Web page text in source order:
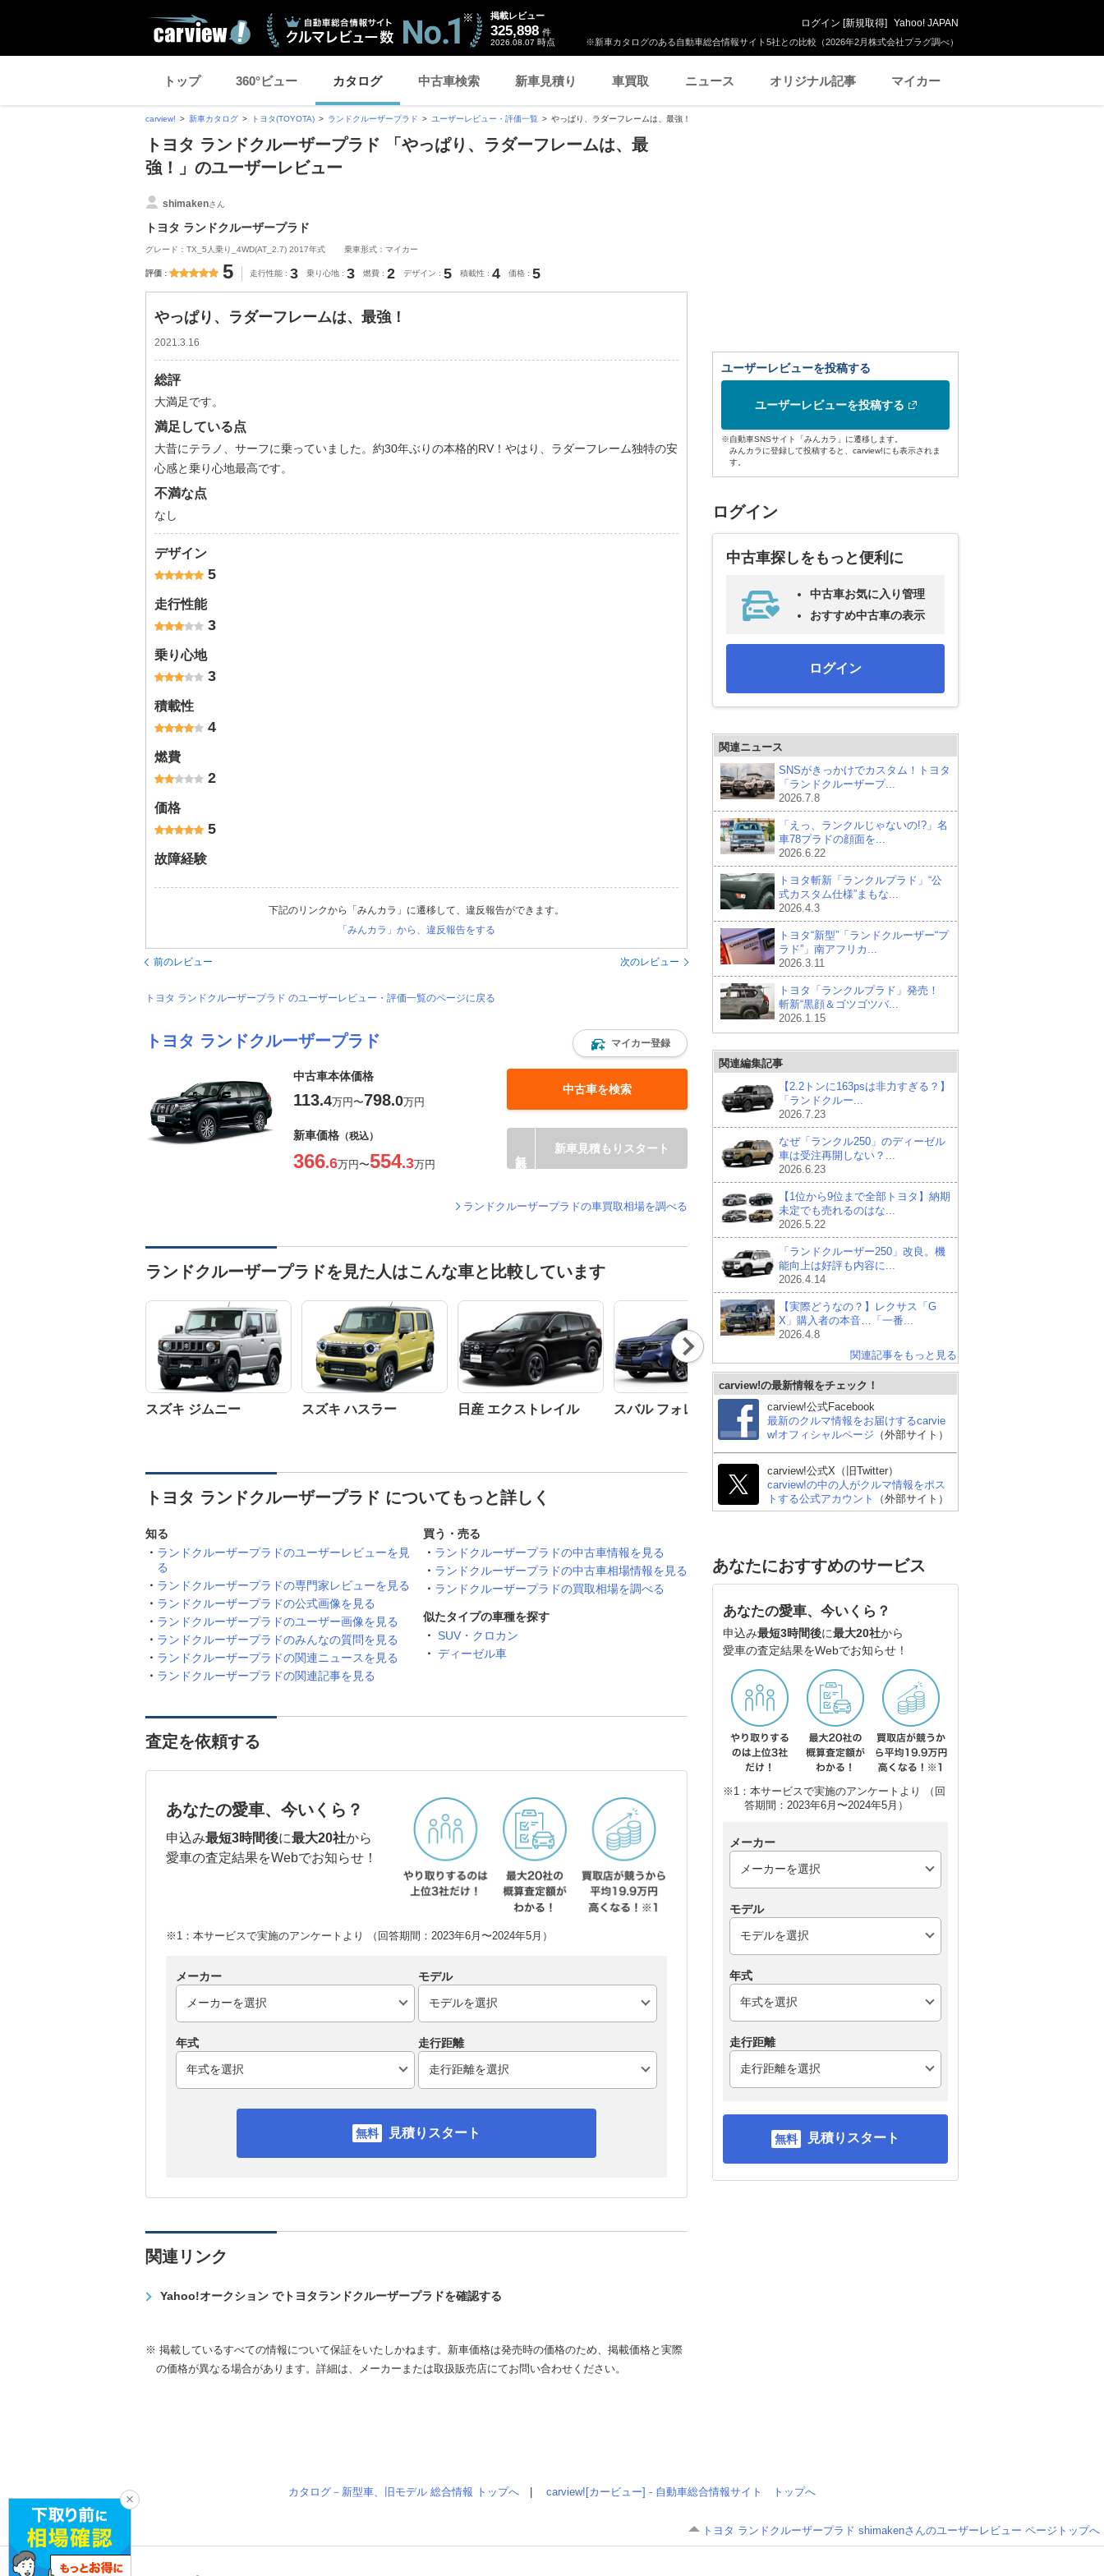
※新車カタログのある自動車総合情報サイト5社との比較（2026年2月株式会社プラグ調べ）
掲載レビュー
325,898 件
2026.08.07 時点
ログイン [新規取得] Yahoo! JAPAN
トップ 360°ビュー カタログ 中古車検索 新車見積り 車買取 ニュース オリジナル記事 マイカー
carview! 新車カタログ トヨタ(TOYOTA) ランドクルーザープラド ユーザーレビュー・評価一覧 やっぱり、ラダーフレームは、最強！
トヨタ ランドクルーザープラド 「やっぱり、ラダーフレームは、最
強！」のユーザーレビュー
shimakenさん
トヨタ ランドクルーザープラド
グレード：TX_5人乗り_4WD(AT_2.7) 2017年式 乗車形式：マイカー
評価 5 走行性能 3 乗り心地 3 燃費 2 デザイン 5 積載性 4 価格 5
やっぱり、ラダーフレームは、最強！
2021.3.16
総評
大満足です。
満足している点
大昔にテラノ、サーフに乗っていました。約30年ぶりの本格的RV！やはり、ラダーフレーム独特の安
心感と乗り心地最高です。
不満な点
なし
デザイン
5
走行性能
3
乗り心地
3
積載性
4
燃費
2
価格
5
故障経験
下記のリンクから「みんカラ」に遷移して、違反報告ができます。
「みんカラ」から、違反報告をする
前のレビュー 次のレビュー
トヨタ ランドクルーザープラド のユーザーレビュー・評価一覧のページに戻る
トヨタ ランドクルーザープラド マイカー登録
中古車本体価格
113.4万円〜798.0万円
中古車を検索
新車価格 （税込）
366.6万円〜554.3万円
新車見積もりスタート
ランドクルーザープラドの車買取相場を調べる
ランドクルーザープラドを見た人はこんな車と比較しています
スズキ ジムニー スズキ ハスラー 日産 エクストレイル スバル フォレスター マツダ CX-5
Nex
t
トヨタ ランドクルーザープラド についてもっと詳しく
知る
ランドクルーザープラドのユーザーレビューを見
る
ランドクルーザープラドの専門家レビューを見る
ランドクルーザープラドの公式画像を見る
ランドクルーザープラドのユーザー画像を見る
ランドクルーザープラドのみんなの質問を見る
ランドクルーザープラドの関連ニュースを見る
ランドクルーザープラドの関連記事を見る
買う・売る
ランドクルーザープラドの中古車情報を見る
ランドクルーザープラドの中古車相場情報を見る
ランドクルーザープラドの買取相場を調べる
似たタイプの車種を探す
SUV・クロカン
ディーゼル車
査定を依頼する
あなたの愛車、今いくら？
申込み最短3時間後に最大20社から
愛車の査定結果をWebでお知らせ！
※1：本サービスで実施のアンケートより （回答期間：2023年6月〜2024年5月）
メーカー モデル
年式 走行距離
見積りスタート
関連リンク
Yahoo!オークション でトヨタランドクルーザープラドを確認する
※ 掲載しているすべての情報について保証をいたしかねます。新車価格は発売時の価格のため、掲載価格と実際
の価格が異なる場合があります。詳細は、メーカーまたは取扱販売店にてお問い合わせください。
ユーザーレビューを投稿する
ユーザーレビューを投稿する
※自動車SNSサイト「みんカラ」に遷移します。
みんカラに登録して投稿すると、carview!にも表示されま
す。
ログイン
中古車探しをもっと便利に
中古車お気に入り管理
おすすめ中古車の表示
ログイン
関連ニュース
SNSがきっかけでカスタム！トヨタ
「ランドクルーザープ...
2026.7.8
「えっ、ランクルじゃないの!?」名
車78プラドの顔面を...
2026.6.22
トヨタ斬新「ランクルプラド」“公
式カスタム仕様”まもな...
2026.4.3
トヨタ“新型”「ランドクルーザー“プ
ラド”」南アフリカ...
2026.3.11
トヨタ「ランクルプラド」発売！
斬新“黒顔＆ゴツゴツバ...
2026.1.15
関連編集記事
【2.2トンに163psは非力すぎる？】
「ランドクルー...
2026.7.23
なぜ「ランクル250」のディーゼル
車は受注再開しない？...
2026.6.23
【1位から9位まで全部トヨタ】納期
未定でも売れるのはな...
2026.5.22
「ランドクルーザー250」改良。機
能向上は好評も内容に...
2026.4.14
【実際どうなの？】レクサス「G
X」購入者の本音…「一番...
2026.4.8
関連記事をもっと見る
carview!の最新情報をチェック！
carview!公式Facebook
最新のクルマ情報をお届けするcarvie
w!オフィシャルページ （外部サイト）
carview!公式X（旧Twitter）
carview!の中の人がクルマ情報をポス
トする公式アカウント
（外部サイト）
あなたにおすすめのサービス
あなたの愛車、今いくら？
申込み最短3時間後に最大20社から
愛車の査定結果をWebでお知らせ！
※1：本サービスで実施のアンケートより （回
答期間：2023年6月〜2024年5月）
メーカー
モデル
年式
走行距離
見積りスタート
カタログ－新型車、旧モデル 総合情報 トップへ carview![カービュー] - 自動車総合情報サイト トップへ
トヨタ ランドクルーザープラド shimakenさんのユーザーレビュー ページトップへ